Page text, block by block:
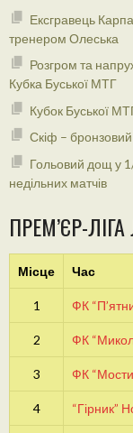
Ексгравець
тренером Олеська
Розгром та
Кубка Буської МТГ
Кубок Буської
Скіф –
Гольовий дощ у
недільних матчів
ПРЕМ’ЄР-
Місце Час
1 ФК
2 ФК
3 ФК
4 “Гірник”